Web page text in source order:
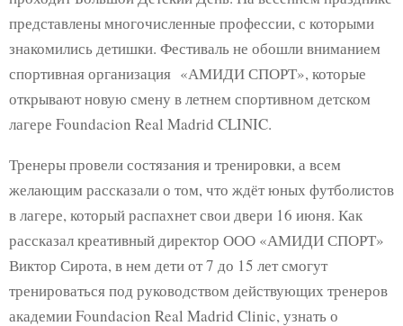
E
N
U
представлены многочисленные профессии, с которыми
знакомились детишки. Фестиваль не обошли вниманием
спортивная организация «АМИДИ СПОРТ», которые
открывают новую смену в летнем спортивном детском
лагере Foundacion Real Madrid CLINIC.
Тренеры провели состязания и тренировки, а всем
желающим рассказали о том, что ждёт юных футболистов
в лагере, который распахнет свои двери 16 июня. Как
рассказал креативный директор ООО «АМИДИ СПОРТ»
Виктор Сирота, в нем дети от 7 до 15 лет смогут
тренироваться под руководством действующих тренеров
академии Foundacion Real Madrid Clinic, узнать о